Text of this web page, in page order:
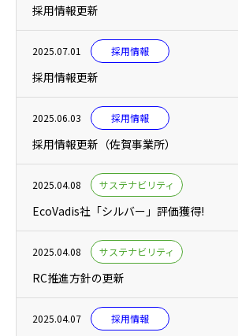
採用情報更新
2025.07.01 採用情報
採用情報更新
2025.06.03 採用情報
採用情報更新（佐賀事業所）
2025.04.08 サステナビリティ
EcoVadis社「シルバー」評価獲得!
2025.04.08 サステナビリティ
RC推進方針の更新
2025.04.07 採用情報